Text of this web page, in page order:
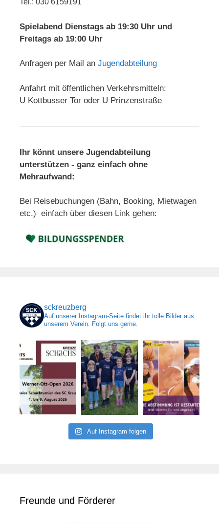
Tel.: 030 6159191
Spielabend Dienstags ab 19:30 Uhr und
Freitags ab 19:00 Uhr
Anfragen per Mail an Jugendabteilung
Anfahrt mit öffentlichen Verkehrsmitteln:
U Kottbusser Tor oder U Prinzenstraße
Ihr könnt unsere Jugendabteilung
unterstützen - ganz einfach ohne
Mehraufwand:
Bei Reisebuchungen (Bahn, Booking, Mietwagen
etc.) einfach über diesen Link gehen:
sckreuzberg
Auf unserer Instagram-Seite findet ihr tolle Bilder aus
unserem Verein. Folgt uns gerne.
Auf Instagram folgen
Freunde und Förderer